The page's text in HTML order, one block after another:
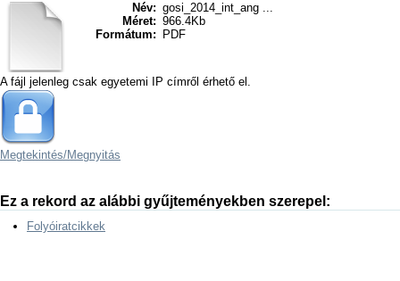
Név: gosi_2014_int_ang ...
Méret: 966.4Kb
Formátum:
PDF
A fájl jelenleg csak egyetemi IP címről érhető el.
Megtekintés/Megnyitás
Ez a rekord az alábbi gyűjteményekben szerepel:
Folyóiratcikkek